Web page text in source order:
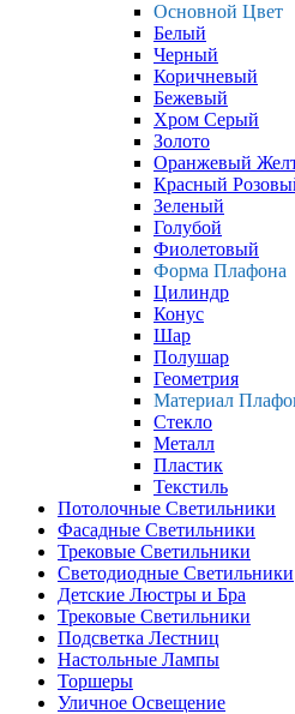
Основной Цвет
Белый
Черный
Коричневый
Бежевый
Хром Серый
Золото
Оранжевый
Красный
Зеленый
Голубой
Фиолетовый
Форма Плафона
Цилиндр
Конус
Шар
Полушар
Геометрия
Материал
Стекло
Металл
Пластик
Текстиль
Потолочные Светильники
Фасадные Светильники
Трековые Светильники
Светодиодные Светильники
Детские Люстры и Бра
Трековые Светильники
Подсветка Лестниц
Настольные Лампы
Торшеры
Уличное Освещение